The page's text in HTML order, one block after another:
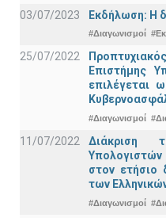
03/07/2023
Εκδήλωση: Η
#Διαγωνισμοί
25/07/2022
Επιστήμης
επιλέγεται
#Διαγωνισμοί
11/07/2022
Διάκριση
στον ετήσιο
των
#Διαγωνισμοί